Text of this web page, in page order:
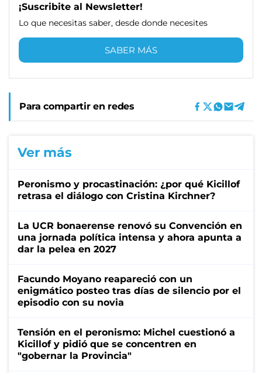
¡Suscribite al Newsletter!
Lo que necesitas saber, desde donde necesites
SABER MÁS
Para compartir en redes
Ver más
Peronismo y procastinación: ¿por qué Kicillof
retrasa el diálogo con Cristina Kirchner?
La UCR bonaerense renovó su Convención en
una jornada política intensa y ahora apunta a
dar la pelea en 2027
Facundo Moyano reapareció con un
enigmático posteo tras días de silencio por el
episodio con su novia
Tensión en el peronismo: Michel cuestionó a
Kicillof y pidió que se concentren en
"gobernar la Provincia"